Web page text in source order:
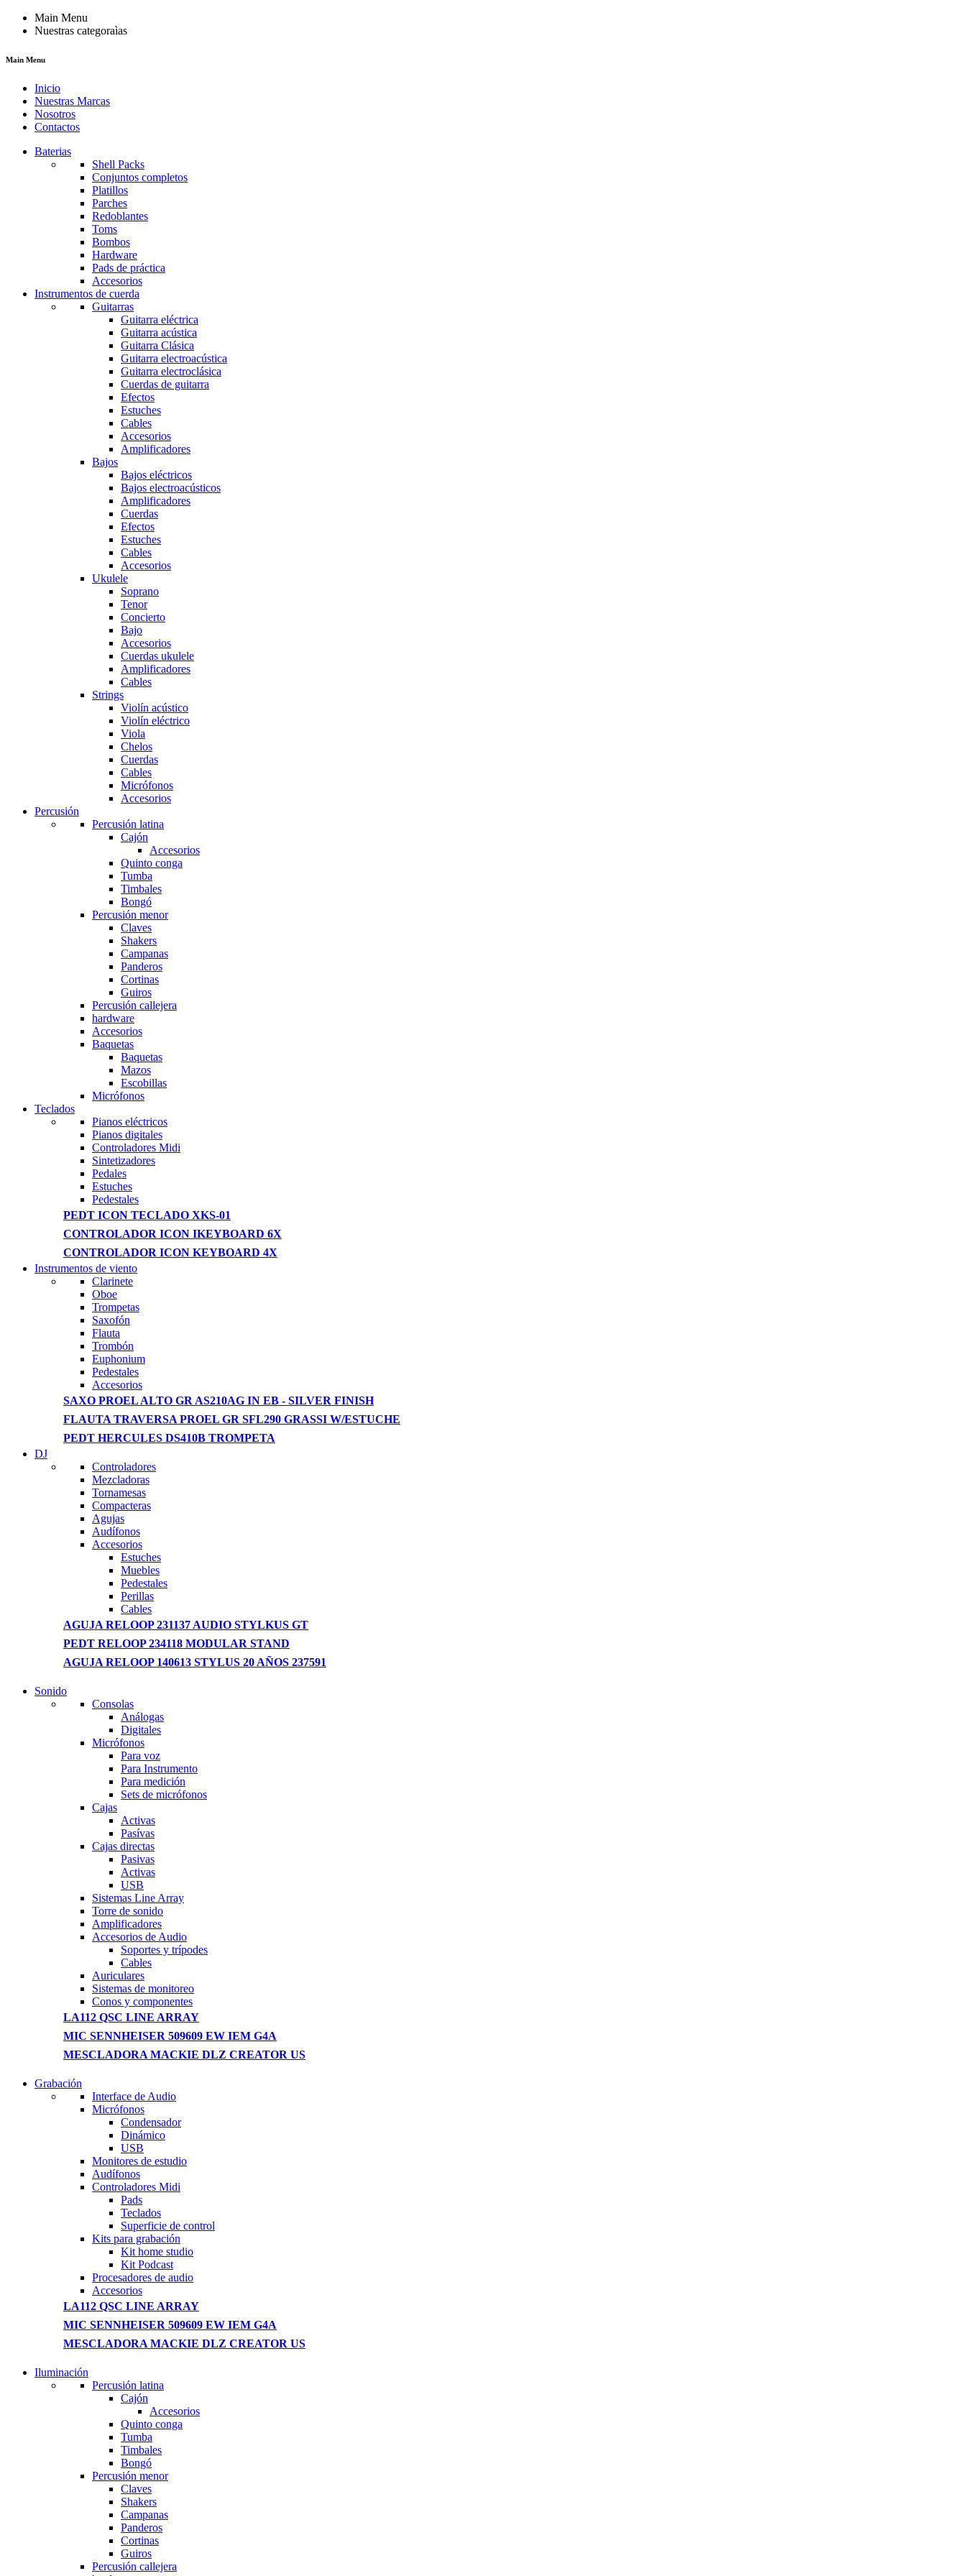
Main Menu
Nuestras categoraìas
Main Menu
Inicio
Nuestras Marcas
Nosotros
Contactos
Baterias
Shell Packs
Conjuntos completos
Platillos
Parches
Redoblantes
Toms
Bombos
Hardware
Pads de práctica
Accesorios
Instrumentos de cuerda
Guitarras
Guitarra eléctrica
Guitarra acústica
Guitarra Clásica
Guitarra electroacústica
Guitarra electroclásica
Cuerdas de guitarra
Efectos
Estuches
Cables
Accesorios
Amplificadores
Bajos
Bajos eléctricos
Bajos electroacústicos
Amplificadores
Cuerdas
Efectos
Estuches
Cables
Accesorios
Ukulele
Soprano
Tenor
Concierto
Bajo
Accesorios
Cuerdas ukulele
Amplificadores
Cables
Strings
Violín acústico
Violín eléctrico
Viola
Chelos
Cuerdas
Cables
Micrófonos
Accesorios
Percusión
Percusión latina
Cajón
Accesorios
Quinto conga
Tumba
Timbales
Bongó
Percusión menor
Claves
Shakers
Campanas
Panderos
Cortinas
Guiros
Percusión callejera
hardware
Accesorios
Baquetas
Baquetas
Mazos
Escobillas
Micrófonos
Teclados
Pianos eléctricos
Pianos digitales
Controladores Midi
Sintetizadores
Pedales
Estuches
Pedestales
PEDT ICON TECLADO XKS-01
CONTROLADOR ICON IKEYBOARD 6X
CONTROLADOR ICON KEYBOARD 4X
View more
Instrumentos de viento
Clarinete
Oboe
Trompetas
Saxofón
Flauta
Trombón
Euphonium
Pedestales
Accesorios
SAXO PROEL ALTO GR AS210AG IN EB - SILVER FINISH
FLAUTA TRAVERSA PROEL GR SFL290 GRASSI W/ESTUCHE
PEDT HERCULES DS410B TROMPETA
DJ
Controladores
Mezcladoras
Tornamesas
Compacteras
Agujas
Audífonos
Accesorios
Estuches
Muebles
Pedestales
Perillas
Cables
AGUJA RELOOP 231137 AUDIO STYLKUS GT
PEDT RELOOP 234118 MODULAR STAND
AGUJA RELOOP 140613 STYLUS 20 AÑOS 237591
TP 450X I7 THINKPAD
Shop Now
Sonido
Consolas
Análogas
Digitales
Micrófonos
Para voz
Para Instrumento
Para medición
Sets de micrófonos
Cajas
Activas
Pasívas
Cajas directas
Pasivas
Activas
USB
Sistemas Line Array
Torre de sonido
Amplificadores
Accesorios de Audio
Soportes y trípodes
Cables
Auriculares
Sistemas de monitoreo
Conos y componentes
LA112 QSC LINE ARRAY
MIC SENNHEISER 509609 EW IEM G4A
MESCLADORA MACKIE DLZ CREATOR US
GAMER CONTROLLER
Shop Now
Grabación
Interface de Audio
Micrófonos
Condensador
Dinámico
USB
Monitores de estudio
Audífonos
Controladores Midi
Pads
Teclados
Superficie de control
Kits para grabación
Kit home studio
Kit Podcast
Procesadores de audio
Accesorios
LA112 QSC LINE ARRAY
MIC SENNHEISER 509609 EW IEM G4A
MESCLADORA MACKIE DLZ CREATOR US
T50F 9KG/1200 SPIN
Shop Now
Iluminación
Percusión latina
Cajón
Accesorios
Quinto conga
Tumba
Timbales
Bongó
Percusión menor
Claves
Shakers
Campanas
Panderos
Cortinas
Guiros
Percusión callejera